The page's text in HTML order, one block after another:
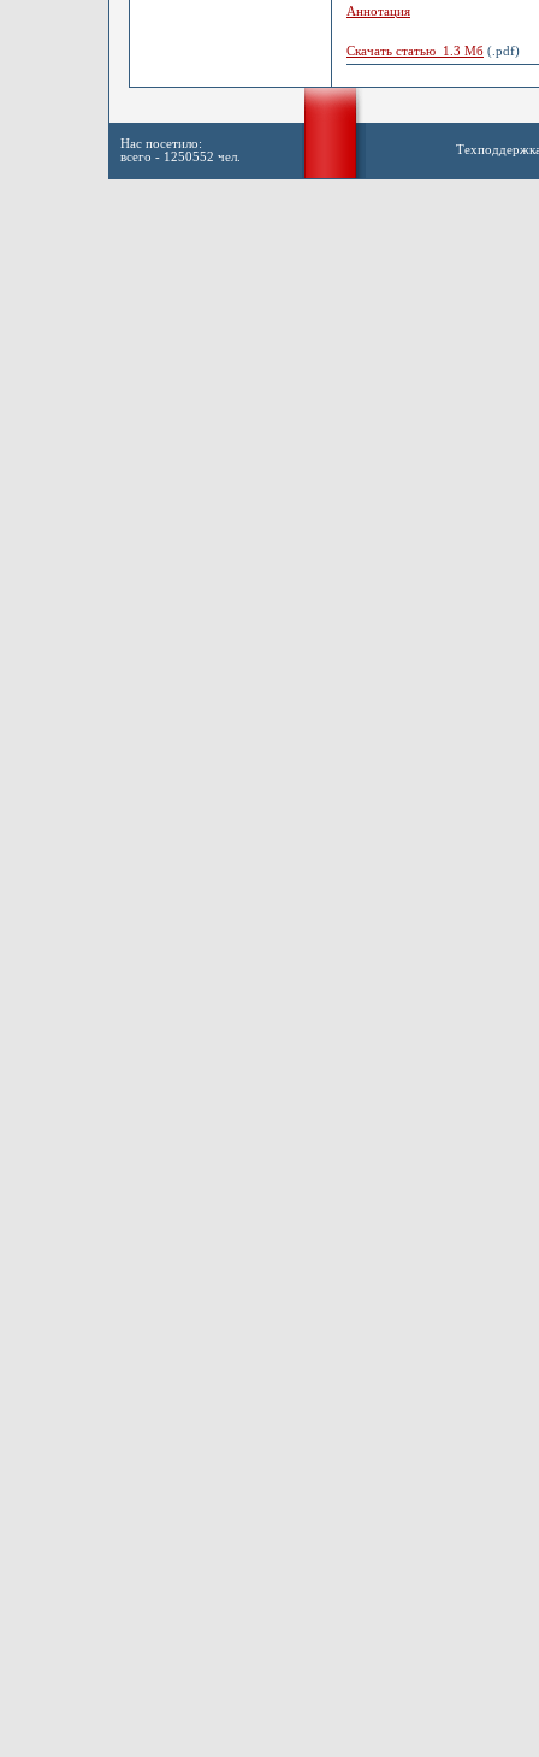
Аннотация
Скачать статью 1.3 Мб (.pdf)
Нас посетило:
всего - 1250552 чел.